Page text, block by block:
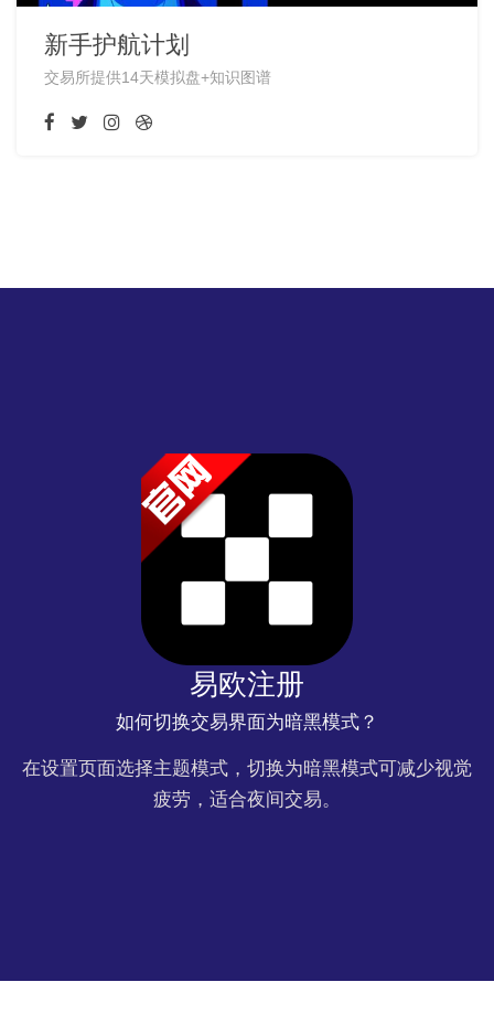
新手护航计划
交易所提供14天模拟盘+知识图谱
易欧注册
如何切换交易界面为暗黑模式？
在设置页面选择主题模式，切换为暗黑模式可减少视觉
疲劳，适合夜间交易。